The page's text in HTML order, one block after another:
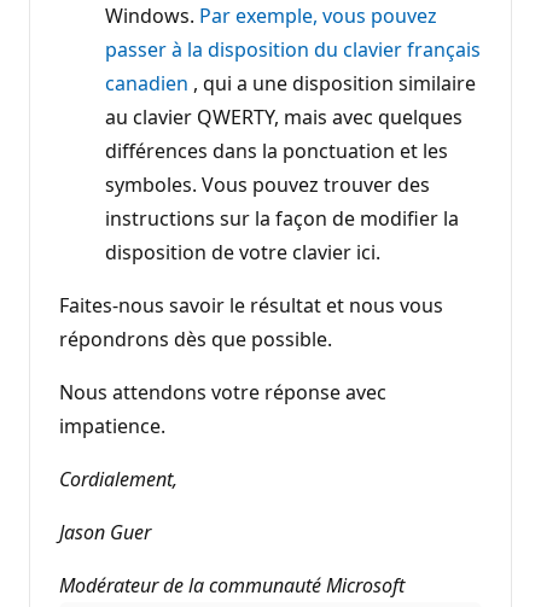
Windows. Par exemple, vous pouvez
passer à la disposition du clavier français
canadien , qui a une disposition similaire
au clavier QWERTY, mais avec quelques
différences dans la ponctuation et les
symboles. Vous pouvez trouver des
instructions sur la façon de modifier la
disposition de votre clavier ici.
Faites-nous savoir le résultat et nous vous
répondrons dès que possible.
Nous attendons votre réponse avec
impatience.
Cordialement,
Jason Guer
Modérateur de la communauté Microsoft